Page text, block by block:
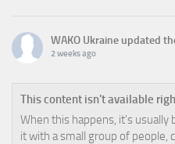
WAKO Ukraine updated
2 weeks ago
This content isn't available
When this happens, it's usually
it with a small group of people,